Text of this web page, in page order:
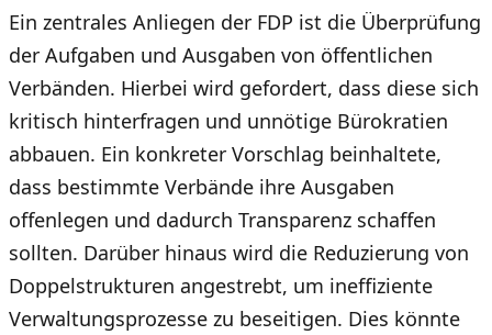
Ein zentrales Anliegen der FDP ist die Überprüfung
der Aufgaben und Ausgaben von öffentlichen
Verbänden. Hierbei wird gefordert, dass diese sich
kritisch hinterfragen und unnötige Bürokratien
abbauen. Ein konkreter Vorschlag beinhaltete,
dass bestimmte Verbände ihre Ausgaben
offenlegen und dadurch Transparenz schaffen
sollten. Darüber hinaus wird die Reduzierung von
Doppelstrukturen angestrebt, um ineffiziente
Verwaltungsprozesse zu beseitigen. Dies könnte